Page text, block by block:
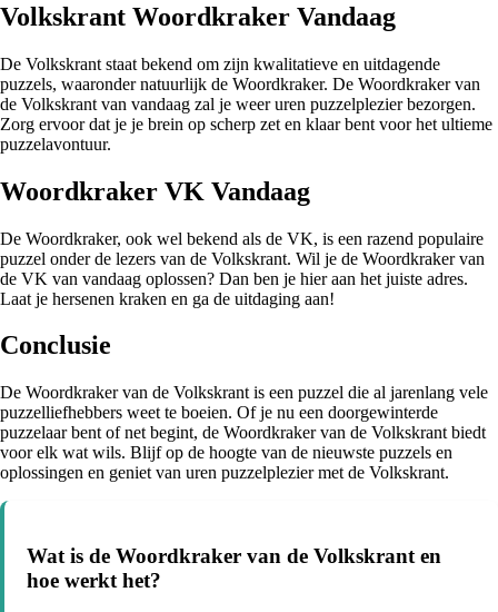
Volkskrant Woordkraker Vandaag
De Volkskrant staat bekend om zijn kwalitatieve en uitdagende
puzzels, waaronder natuurlijk de Woordkraker. De Woordkraker van
de Volkskrant van vandaag zal je weer uren puzzelplezier bezorgen.
Zorg ervoor dat je je brein op scherp zet en klaar bent voor het ultieme
puzzelavontuur.
Woordkraker VK Vandaag
De Woordkraker, ook wel bekend als de VK, is een razend populaire
puzzel onder de lezers van de Volkskrant. Wil je de Woordkraker van
de VK van vandaag oplossen? Dan ben je hier aan het juiste adres.
Laat je hersenen kraken en ga de uitdaging aan!
Conclusie
De Woordkraker van de Volkskrant is een puzzel die al jarenlang vele
puzzelliefhebbers weet te boeien. Of je nu een doorgewinterde
puzzelaar bent of net begint, de Woordkraker van de Volkskrant biedt
voor elk wat wils. Blijf op de hoogte van de nieuwste puzzels en
oplossingen en geniet van uren puzzelplezier met de Volkskrant.
Wat is de Woordkraker van de Volkskrant en
hoe werkt het?